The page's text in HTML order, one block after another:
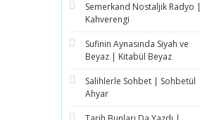
Semerkand Nostaljik Radyo |
Kahverengi
Sufinin Aynasında Siyah ve
Beyaz | Kitabül Beyaz
Salihlerle Sohbet | Sohbetül
Ahyar